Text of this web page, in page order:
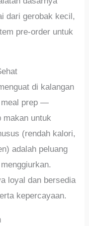
dari gerobak kecil,
pre-order untuk
di kalangan
meal prep —
makan untuk
(rendah kalori,
adalah peluang
loyal dan bersedia
kepercayaan.